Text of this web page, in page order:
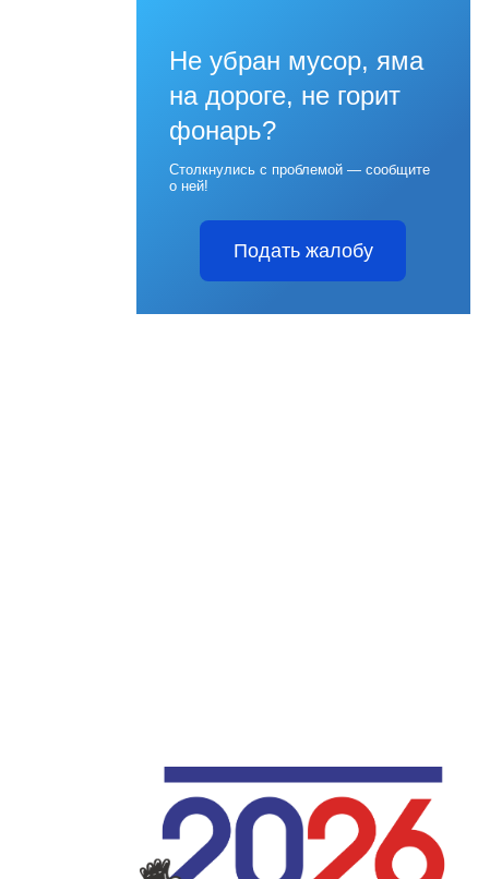
Не убран мусор, яма
на дороге, не горит
фонарь?
Столкнулись с проблемой — сообщите
о ней!
Подать жалобу